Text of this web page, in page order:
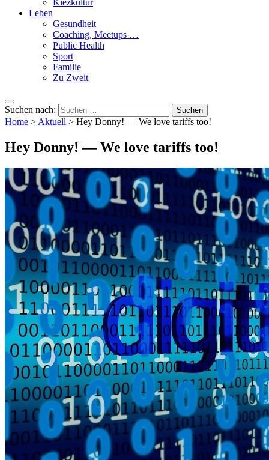
Kiezkultur
Leben
Gesundheit
Coaching, Meetups …
Public Health
Sport
Familie
Zu Zweit
Suchen nach:
Home >Aktuell > Hey Donny! — We love tariffs too!
Hey Donny! — We love tariffs too!